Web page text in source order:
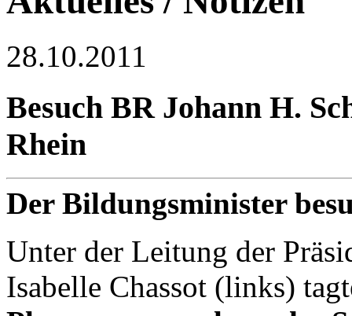
28.10.2011
Besuch BR Johann H.
Rhein
Der Bildungsminister
Unter der Leitung der
Isabelle Chassot (links)